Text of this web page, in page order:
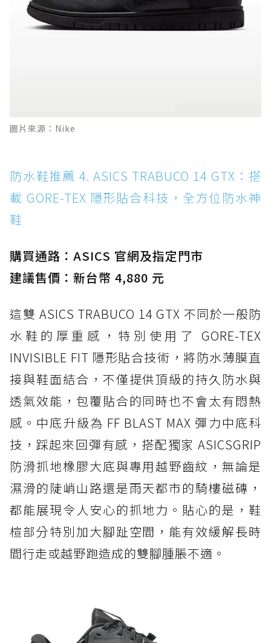
圖片來源：Nike
防水鞋推薦 4. ASICS TRABUCO 14 GTX：搭
載 GORE-TEX 隱形貼合科技，全方位防水神
鞋
購買通路：ASICS 官網及指定門市
建議售價：新台幣 4,880 元
這雙 ASICS TRABUCO 14 GTX 不同於一般防
水鞋的厚重感，特別使用了 GORE-TEX
INVISIBLE FIT 隱形貼合技術，將防水薄膜直
接與鞋面結合，不僅提供頂級的持久防水與
透氣效能，包覆貼合的同時也不會太有悶熱
感。中底升級為 FF BLAST MAX 彈力中底科
技，踩起來回彈有感，搭配獨家 ASICSGRIP
防滑抓地橡膠大底與專用越野齒紋，無論是
濕滑的陡峭山路還是雨天都市的騎樓磁磚，
都能展現令人安心的抓地力。貼心的是，鞋
楦部分特別加大腳趾空間，能有效緩解長時
間行走或越野跑造成的雙腳腫脹不適。